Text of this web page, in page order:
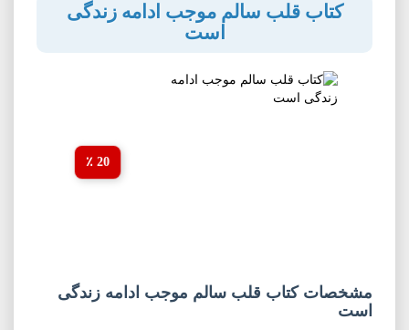
کتاب قلب سالم موجب ادامه زندگی
است
20 ٪
مشخصات کتاب قلب سالم موجب ادامه زندگی
است